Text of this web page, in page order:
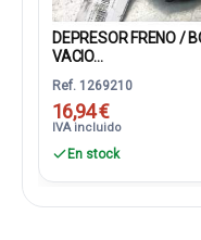
DEPRESOR FRENO /
VACIO...
Ref. 1269210
16,94 €
IVA incluido
En stock